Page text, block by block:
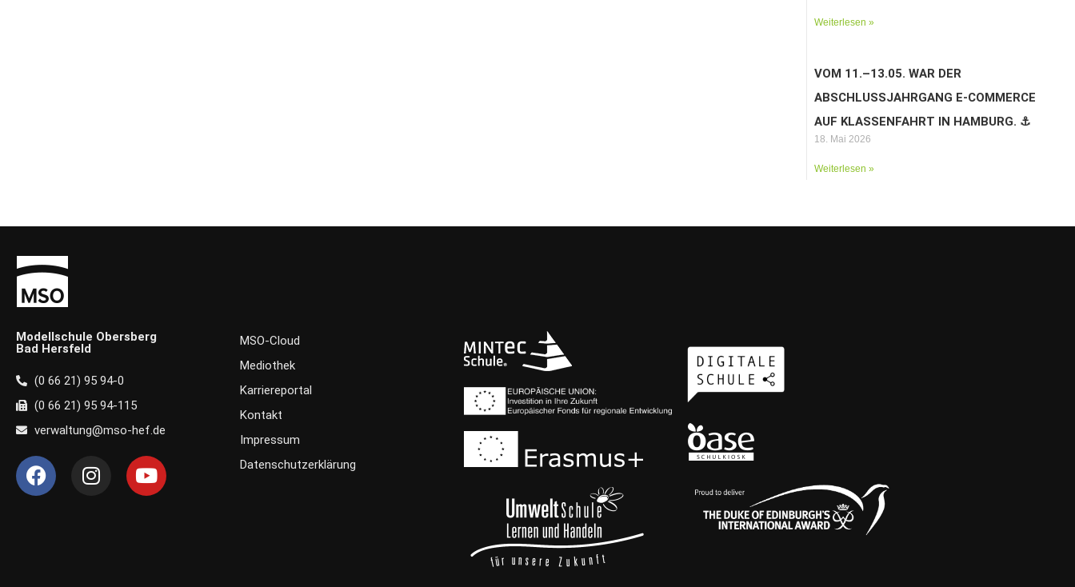
Weiterlesen »
VOM 11.–13.05. WAR DER
ABSCHLUSSJAHRGANG E-COMMERCE
AUF KLASSENFAHRT IN HAMBURG. ⚓️
18. Mai 2026
Weiterlesen »
Modellschule Obersberg
Bad Hersfeld
(0 66 21) 95 94-0
(0 66 21) 95 94-115
verwaltung@mso-hef.de
F
a
I
n
Y
o
MSO-Cloud
Mediothek
Karriereportal
Kontakt
Impressum
Datenschutzerklärung